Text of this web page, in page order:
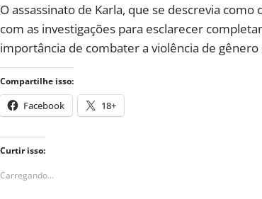
O assassinato de Karla, que se descrevia
com as investigações para esclarecer
importância de combater a violência de
Compartilhe isso:
Facebook 18+
Curtir isso:
Carregando...